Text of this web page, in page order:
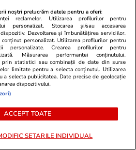
unde au fost repartizați
mai multe
2026. Vărsătorii au unele
de muncă ce dispar de la
noștri prelucrăm datele pentru a oferi:
reclamelor. Utilizarea profilurilor pentru
personalizat. Stocarea și/sau accesarea
Dezvoltarea și îmbunătățirea serviciilor.
personalizat. Utilizarea profilurilor pentru
personalizate. Crearea profilurilor pentru
Măsurarea performanței conținutului.
prin statistici sau combinații de date din surse
limitate pentru a selecta conținutul. Utilizarea
a selecta publicitatea. Date precise de geolocație
dispozitivului.
ACCEPT TOATE
SETARILE INDIVIDUAL